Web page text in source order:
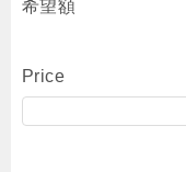
希望額
Price